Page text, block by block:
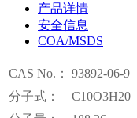
产品详情
安全信息
COA/MSDS
CAS No.：
93892-06-9
分子式：
C10O3H20